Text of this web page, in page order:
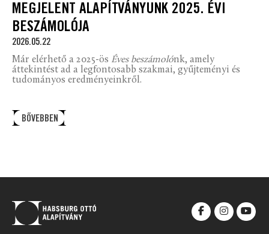
MEGJELENT ALAPÍTVÁNYUNK 2025. ÉVI
BESZÁMOLÓJA
2026.05.22
Már elérhető a 2025-ös Éves beszámolónk, amely
áttekintést ad a legfontosabb szakmai, gyűjteményi és
tudományos eredményeinkről.
BŐVEBBEN